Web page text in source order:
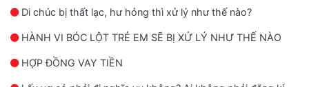
Di chúc bị thất lạc, hư hỏng thì xử lý như thế nào?
HÀNH VI BÓC LỘT TRẺ EM SẼ BỊ XỬ LÝ NHƯ THẾ NÀO
HỢP ĐỒNG VAY TIỀN